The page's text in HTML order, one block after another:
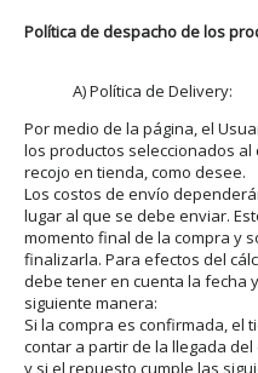
Política de despacho de los
A) Política de Delivery:
Por medio de la página, el
los productos seleccionados
recojo en tienda, como desee.
Los costos de envío
lugar al que se debe enviar.
momento final de la compra y
finalizarla. Para efectos del
debe tener en cuenta la fecha
siguiente manera:
Si la compra es confirmada, el
contar a partir de la llegada
y si el repuesto cumple las